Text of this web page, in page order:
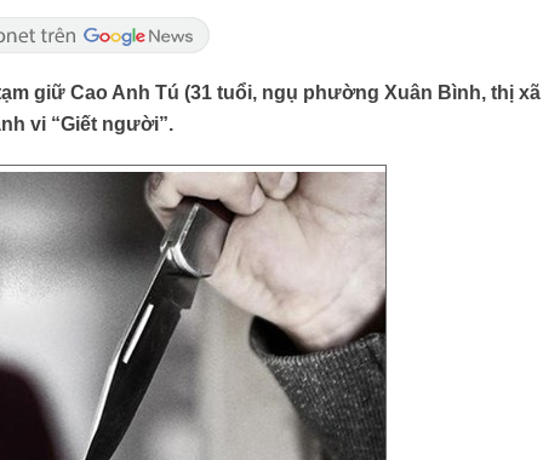
giữ Cao Anh Tú (31 tuổi, ngụ phường Xuân Bình, thị xã
vi “Giết người”.